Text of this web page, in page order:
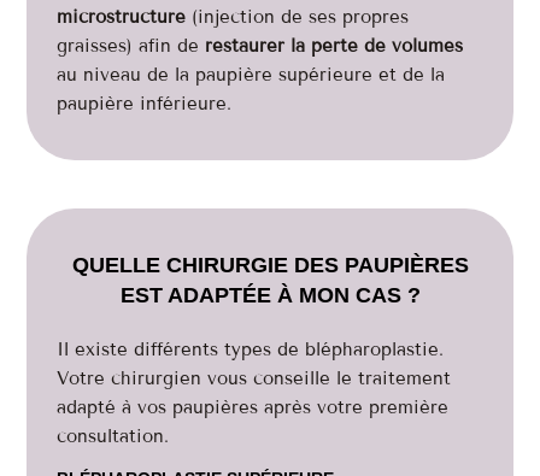
microstructure (injection de ses propres
graisses) afin de restaurer la perte de volumes
au niveau de la paupière supérieure et de la
paupière inférieure.
QUELLE CHIRURGIE DES PAUPIÈRES
EST ADAPTÉE À MON CAS ?
Il existe différents types de blépharoplastie.
Votre chirurgien vous conseille le traitement
adapté à vos paupières après votre première
consultation.